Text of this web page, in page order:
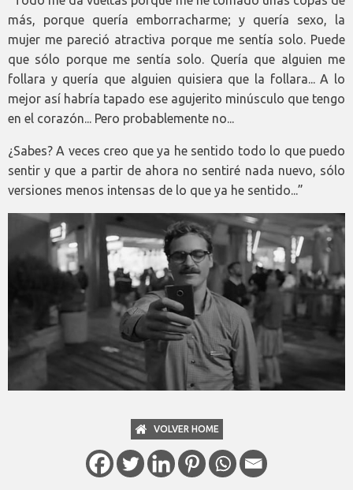
más, porque quería emborracharme; y quería sexo, la
mujer me pareció atractiva porque me sentía solo. Puede
que sólo porque me sentía solo. Quería que alguien me
follara y quería que alguien quisiera que la follara... A lo
mejor así habría tapado ese agujerito minúsculo que tengo
en el corazón... Pero probablemente no...
¿Sabes? A veces creo que ya he sentido todo lo que puedo
sentir y que a partir de ahora no sentiré nada nuevo, sólo
versiones menos intensas de lo que ya he sentido...”
VOLVER HOME